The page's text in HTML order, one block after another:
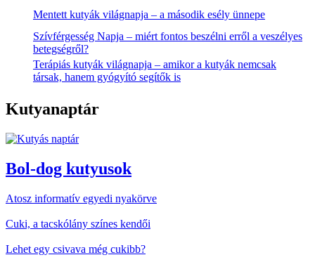
Mentett kutyák világnapja – a második esély ünnepe
Szívférgesség Napja – miért fontos beszélni erről a veszélyes
betegségről?
Terápiás kutyák világnapja – amikor a kutyák nemcsak
társak, hanem gyógyító segítők is
Kutyanaptár
Bol-dog kutyusok
Atosz informatív egyedi nyakörve
Cuki, a tacskólány színes kendői
Lehet egy csivava még cukibb?